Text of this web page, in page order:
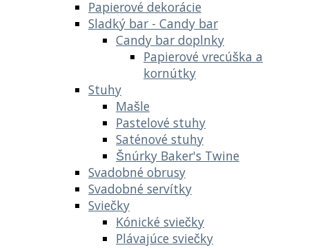
Papierové dekorácie
Sladký bar - Candy bar
Candy bar doplnky
Papierové vrecúška a
kornútky
Stuhy
Mašle
Pastelové stuhy
Saténové stuhy
Šnúrky Baker's Twine
Svadobné obrusy
Svadobné servítky
Sviečky
Kónické sviečky
Plávajúce sviečky